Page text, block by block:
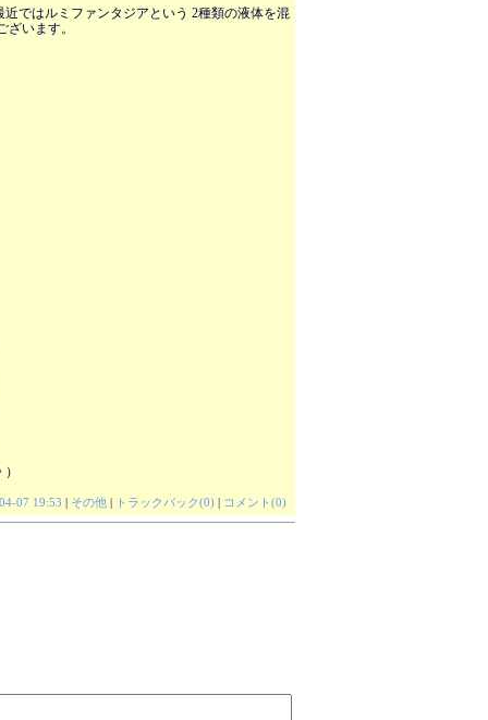
ではルミファンタジアという 2種類の液体を混
います。
07 19:53 | その他 | トラックバック(0) | コメント(0)